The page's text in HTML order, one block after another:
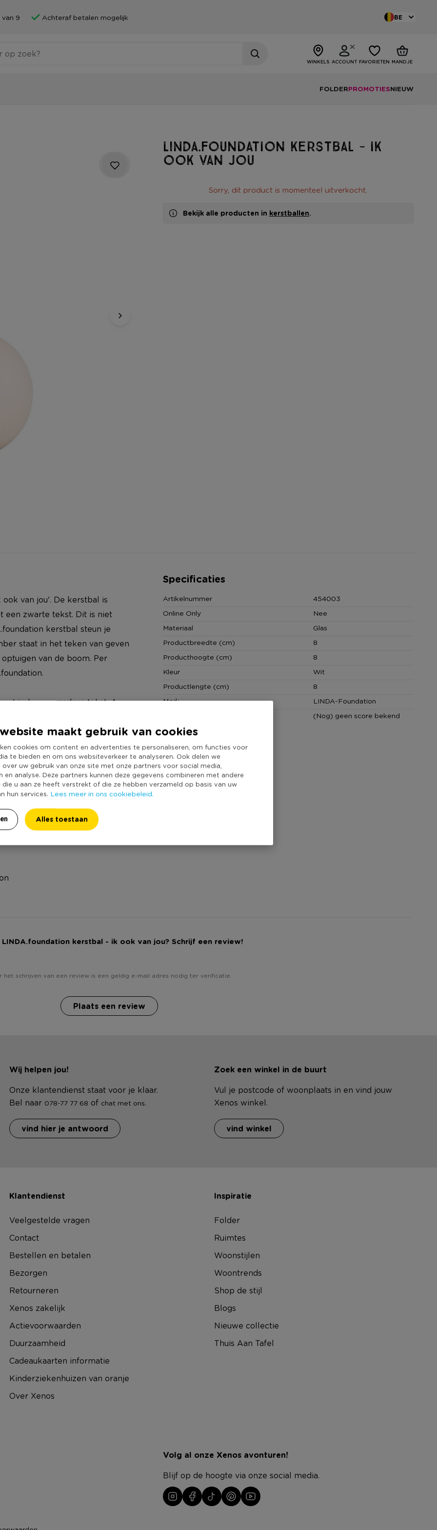
maakt gebruik van cookies
cookies om content en advertenties te personaliseren, om functies voor
te bieden en om ons websiteverkeer te analyseren. Ook delen we
uw gebruik van onze site met onze partners voor social media,
en analyse. Deze partners kunnen deze gegevens combineren met andere
u aan ze heeft verstrekt of die ze hebben verzameld op basis van uw
hun services. Lees meer in ons cookiebeleid.
Alles toestaan
9 Achteraf betalen mogelijk BE
WINKELS ACCOUNT FAVORIETEN MANDJE
FOLDERPROMOTIESNIEUW
LINDA.foundation kerstbal - ik
ook van jou
Sorry, dit product is momenteel uitverkocht.
Bekijk alle producten in kerstballen.
van jou'. De kerstbal is
een zwarte tekst. Dit is niet
kerstbal steun je
staat in het teken van geven
van de boom. Per
ieder een andere tekst. 4
zijn exclusief te koop
(alleenstaande) ouders met
wil de LINDA.foundation
bezorgen, waarin ze
Op deze manier weten
meeleven.
Specificaties
Artikelnummer
454003
Online Only
Nee
Materiaal
Glas
Productbreedte (cm)
8
Producthoogte (cm)
8
Kleur
Wit
Productlengte (cm)
8
Merk
LINDA-Foundation
(Nog) geen score bekend
LINDA.foundation kerstbal - ik ook van jou? Schrijf een review!
het schrijven van een review is een geldig e-mail adres nodig ter verificatie.
Plaats een review
Wij helpen jou!
Onze klantendienst staat voor je klaar.
Bel naar 078-77 77 68 of chat met ons.
vind hier je antwoord
Zoek een winkel in de buurt
Vul je postcode of woonplaats in en vind jouw
Xenos winkel.
vind winkel
Klantendienst
Veelgestelde vragen
Contact
Bestellen en betalen
Bezorgen
Retourneren
Xenos zakelijk
Actievoorwaarden
Duurzaamheid
Cadeaukaarten informatie
Kinderziekenhuizen van oranje
Over Xenos
Inspiratie
Folder
Ruimtes
Woonstijlen
Woontrends
Shop de stijl
Blogs
Nieuwe collectie
Thuis Aan Tafel
Volg al onze Xenos avonturen!
Blijf op de hoogte via onze social media.